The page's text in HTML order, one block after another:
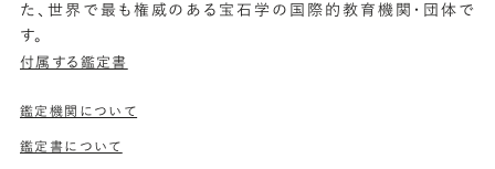
た、世界で最も権威のある宝石学の国際的教育機関・団体で
す。
付属する鑑定書
鑑定機関について
鑑定書について